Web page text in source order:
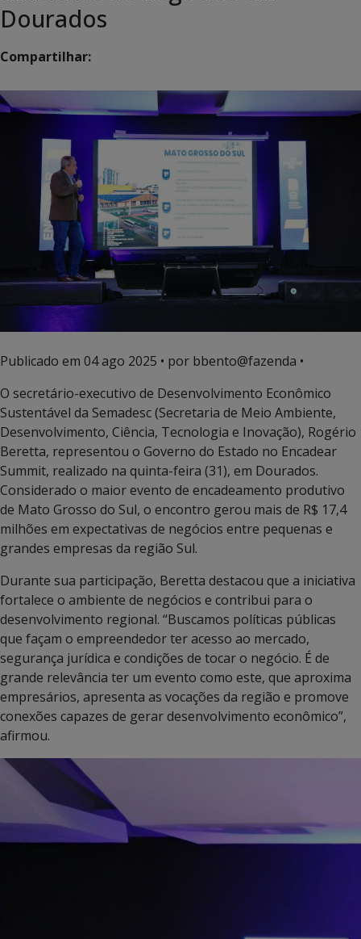
Dourados
Compartilhar:
Publicado em 04 ago 2025 • por bbento@fazenda •
O secretário-executivo de Desenvolvimento Econômico
Sustentável da Semadesc (Secretaria de Meio Ambiente,
Desenvolvimento, Ciência, Tecnologia e Inovação), Rogério
Beretta, representou o Governo do Estado no Encadear
Summit, realizado na quinta-feira (31), em Dourados.
Considerado o maior evento de encadeamento produtivo
de Mato Grosso do Sul, o encontro gerou mais de R$ 17,4
milhões em expectativas de negócios entre pequenas e
grandes empresas da região Sul.
Durante sua participação, Beretta destacou que a iniciativa
fortalece o ambiente de negócios e contribui para o
desenvolvimento regional. “Buscamos políticas públicas
que façam o empreendedor ter acesso ao mercado,
segurança jurídica e condições de tocar o negócio. É de
grande relevância ter um evento como este, que aproxima
empresários, apresenta as vocações da região e promove
conexões capazes de gerar desenvolvimento econômico”,
afirmou.